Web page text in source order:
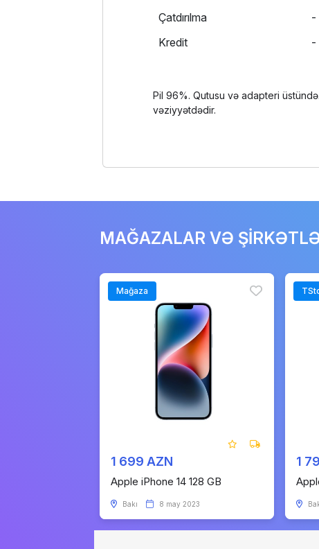
Çatdırılma
-
Kredit
-
Pil 96%. Qutusu və adapteri
vəziyyətdədir.
MAĞAZALAR VƏ
Mağaza
1 699 AZN
Apple iPhone 14 128 GB
Bakı 8 may 2023
1